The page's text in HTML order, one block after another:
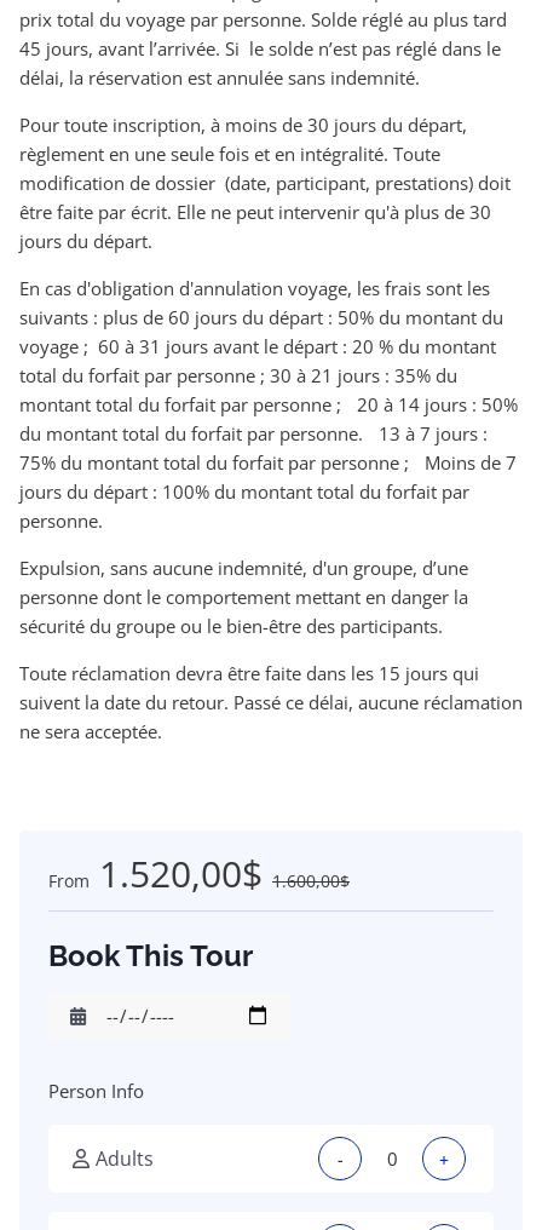
prix total du voyage par personne. Solde réglé au plus tard
45 jours, avant l’arrivée. Si le solde n’est pas réglé dans le
délai, la réservation est annulée sans indemnité.
Pour toute inscription, à moins de 30 jours du départ,
règlement en une seule fois et en intégralité. Toute
modification de dossier (date, participant, prestations) doit
être faite par écrit. Elle ne peut intervenir qu'à plus de 30
jours du départ.
En cas d'obligation d'annulation voyage, les frais sont les
suivants : plus de 60 jours du départ : 50% du montant du
voyage ; 60 à 31 jours avant le départ : 20 % du montant
total du forfait par personne ; 30 à 21 jours : 35% du
montant total du forfait par personne ; 20 à 14 jours : 50%
du montant total du forfait par personne. 13 à 7 jours :
75% du montant total du forfait par personne ; Moins de 7
jours du départ : 100% du montant total du forfait par
personne.
Expulsion, sans aucune indemnité, d'un groupe, d’une
personne dont le comportement mettant en danger la
sécurité du groupe ou le bien-être des participants.
Toute réclamation devra être faite dans les 15 jours qui
suivent la date du retour. Passé ce délai, aucune réclamation
ne sera acceptée.
From 1.520,00$ 1.600,00$
Book This Tour
Person Info
Adults - +